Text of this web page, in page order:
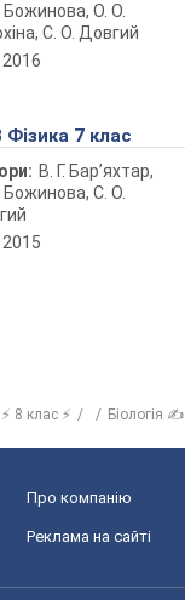
Божинова, О. О.
С. О. Довгий
2016
Фізика 7 клас
В. Г. Бар’яхтар,
Божинова, С. О.
2015
⚡ 8 клас ⚡ Біологія ✍
Про компанію
Реклама на сайті